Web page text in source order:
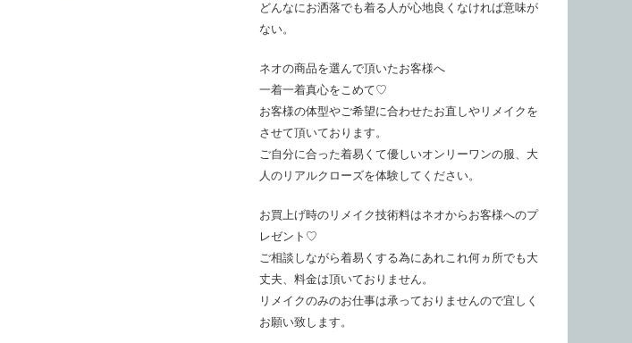
どんなにお洒落でも着る人が心地良くなければ意味が
ない。
ネオの商品を選んで頂いたお客様へ
一着一着真心をこめて♡
お客様の体型やご希望に合わせたお直しやリメイクを
させて頂いております。
ご自分に合った着易くて優しいオンリーワンの服、大
人のリアルクローズを体験してください。
お買上げ時のリメイク技術料はネオからお客様へのプ
レゼント♡
ご相談しながら着易くする為にあれこれ何ヵ所でも大
丈夫、料金は頂いておりません。
リメイクのみのお仕事は承っておりませんので宜しく
お願い致します。